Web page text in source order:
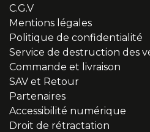
C.G.V
Mentions légales
Politique de confidentialité
Service de destruction des
Commande et livraison
SAV et Retour
Partenaires
Accessibilité numérique
Droit de rétractation